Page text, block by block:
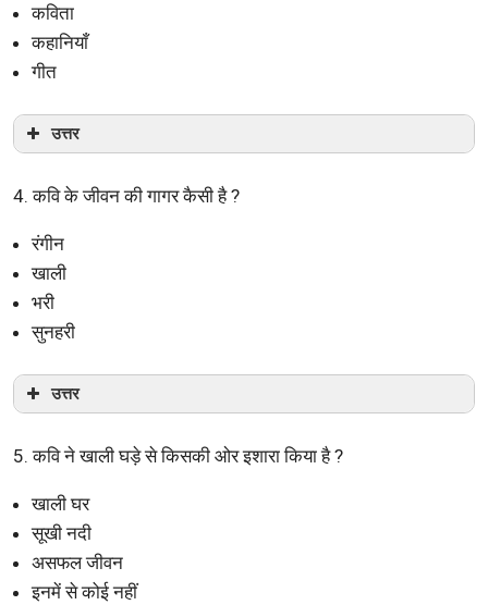
कविता
कहानियाँ
गीत
उत्तर
4. कवि के जीवन की गागर कैसी है ?
रंगीन
खाली
भरी
सुनहरी
उत्तर
5. कवि ने खाली घड़े से किसकी ओर इशारा किया है ?
खाली घर
सूखी नदी
असफल जीवन
इनमें से कोई नहीं